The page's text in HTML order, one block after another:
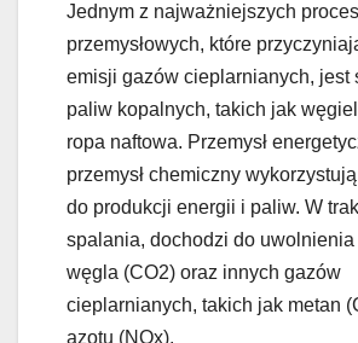
Jednym z najważniejszych
przemysłowych, które
emisji gazów cieplarnianych, jest
paliw kopalnych, takich jak
ropa naftowa. Przemysł
przemysł chemiczny
do produkcji energii i paliw. W
spalania, dochodzi do
węgla (CO2) oraz innych gazów
cieplarnianych, takich jak metan
azotu (NOx).